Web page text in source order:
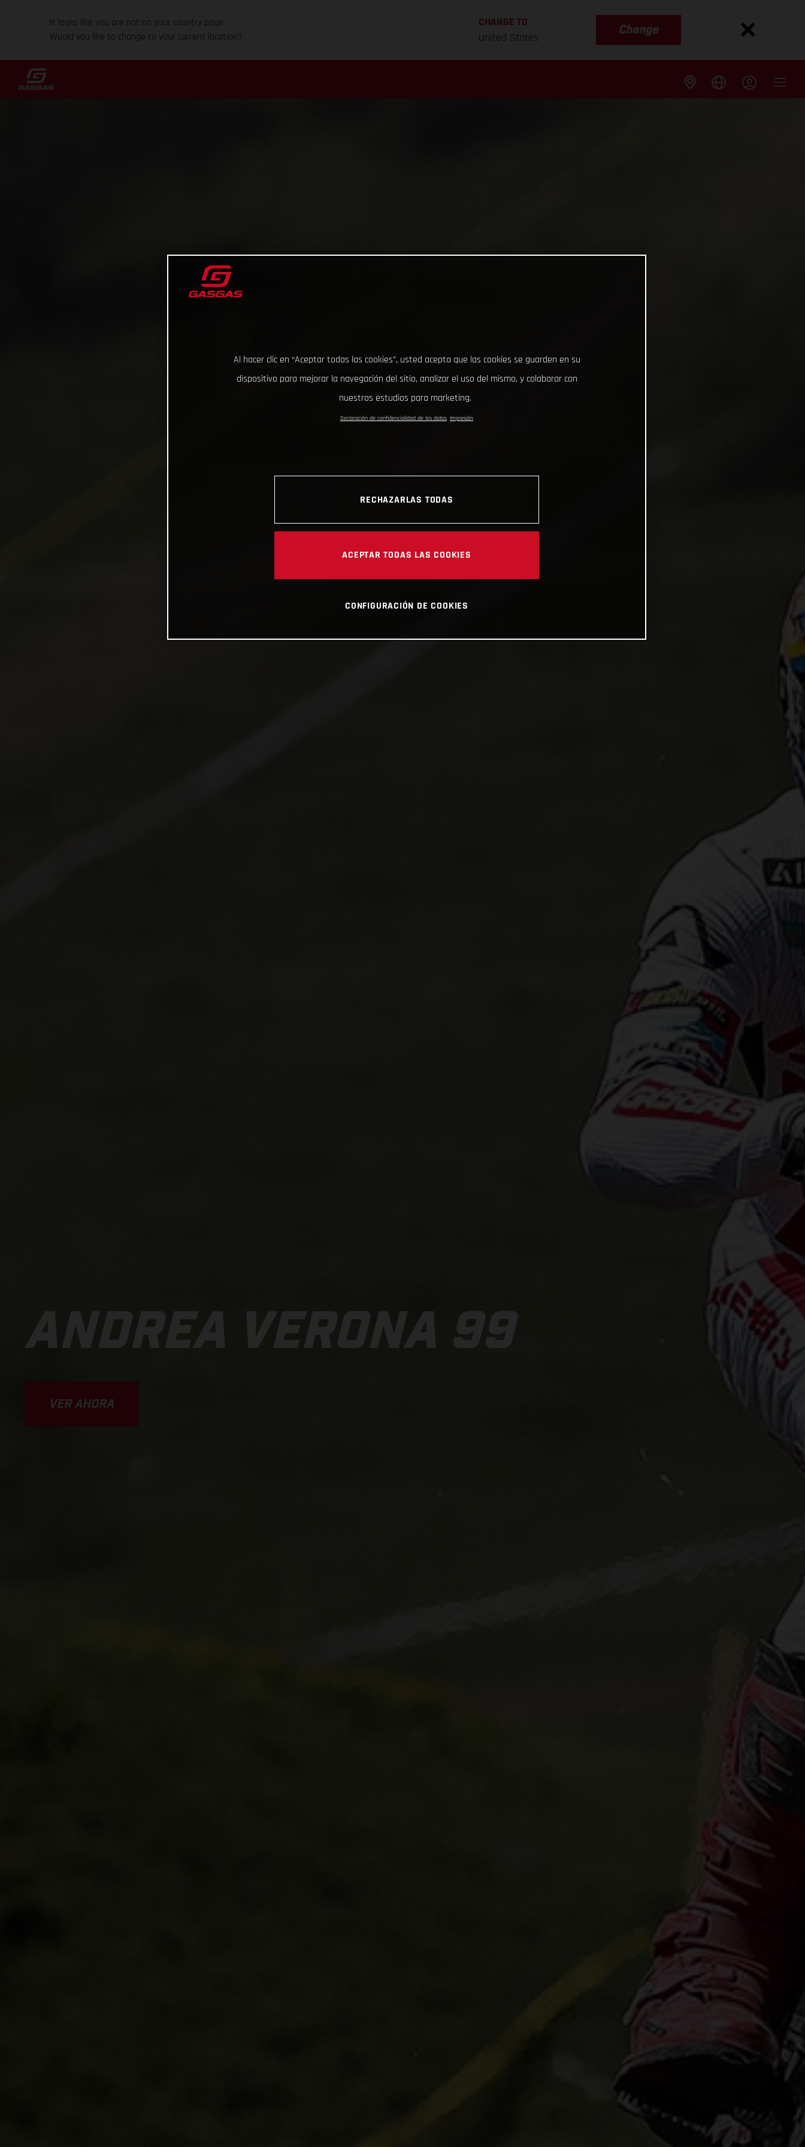
It looks like you are not on your country page.
Would you like to change to your current location?
CHANGE TO
United States
Change
ANDREA VERONA 99
VER AHORA
Al hacer clic en “Aceptar todas las cookies”, usted acepta que las cookies se guarden en su
dispositivo para mejorar la navegación del sitio, analizar el uso del mismo, y colaborar con
nuestros estudios para marketing.
Declaración de confidencialidad de los datos Impresión
RECHAZARLAS TODAS
ACEPTAR TODAS LAS COOKIES
CONFIGURACIÓN DE COOKIES